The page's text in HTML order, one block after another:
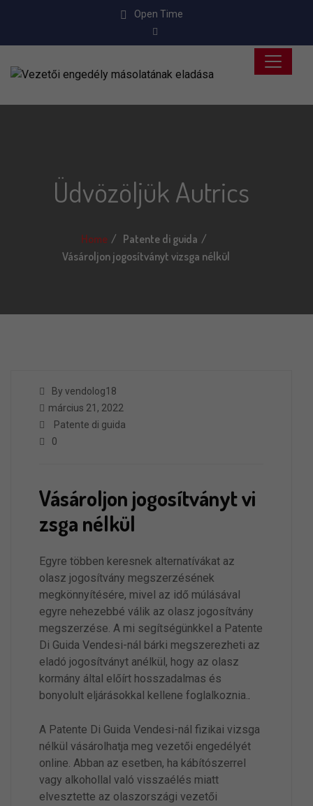
Open Time
Üdvözöljük Autrics
Home
Patente di guida
Vásároljon jogosítványt vizsga nélkül
By vendolog18
március 21, 2022
Patente di guida
0
Vásároljon jogosítványt vi
zsga nélkül
Egyre többen keresnek alternatívákat az
olasz jogosítvány megszerzésének
megkönnyítésére, mivel az idő múlásával
egyre nehezebbé válik az olasz jogosítvány
megszerzése. A mi segítségünkkel a Patente
Di Guida Vendesi-nál bárki megszerezheti az
eladó jogosítványt anélkül, hogy az olasz
kormány által előírt hosszadalmas és
bonyolult eljárásokkal kellene foglalkoznia..
A Patente Di Guida Vendesi-nál fizikai vizsga
nélkül vásárolhatja meg vezetői engedélyét
online. Abban az esetben, ha kábítószerrel
vagy alkohollal való visszaélés miatt
elvesztette az olaszországi vezetői